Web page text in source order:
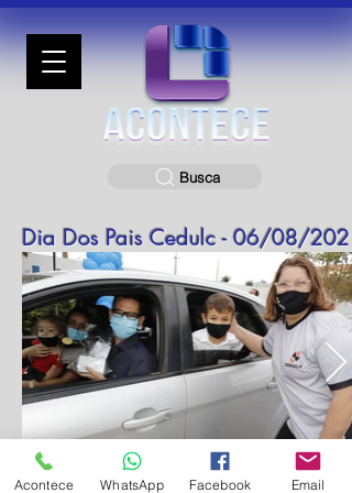
Busca
Dia Dos Pais Cedulc - 06/08/2021
Acontece WhatsApp Facebook Email